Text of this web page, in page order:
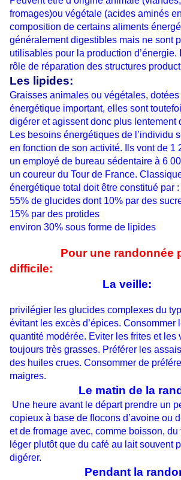
fromages)ou végétale (acides aminés
composition de certains aliments
généralement digestibles mais ne sont
utilisables pour la production d’énergie.
rôle de réparation des structures
Les lipides:
Graisses animales ou végétales, dotées
énergétique important, elles sont
digérer et agissent donc plus lentement
Les besoins énergétiques de l’individu
en fonction de son activité. Ils vont de 1
un employé de bureau sédentaire à 6
un coureur du Tour de France.
énergétique total doit être constitué par :
55% de glucides dont 10% par des
15% par des protides
environ 30% sous forme de lipides
Pour une randonnée
difficile:
La veille:
privilégier les glucides complexes du
évitant les excès d’épices. Consommer
quantité modérée. Eviter les frites et les
toujours très grasses. Préférer les
des huiles crues. Consommer de
maigres.
Le matin de la
Une heure avant le départ prendre un
copieux à base de flocons d’avoine ou
et de fromage avec, comme boisson, du
léger plutôt que du café au lait souvent
digérer.
Pendant la